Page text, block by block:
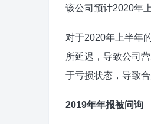
该公司预计2020年
对于2020年上半年
所延迟，导致公司
于亏损状态，导致
2019年年报被问询